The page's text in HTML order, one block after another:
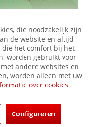
die noodzakelijk zijn
de website en altijd
die het comfort bij het
worden gebruikt voor
andere websites en
worden alleen met uw
over cookies
Configureren